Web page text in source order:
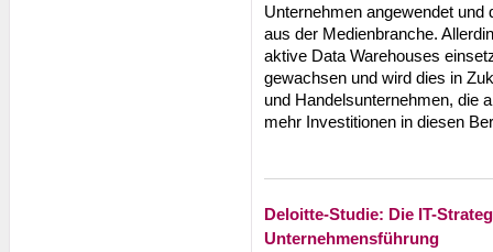
Unternehmen angewendet
aus der Medienbranche.
aktive Data Warehouses
gewachsen und wird dies in
und Handelsunternehmen, die
mehr Investitionen in diesen
Deloitte-Studie: Die IT-
Unternehmensführung